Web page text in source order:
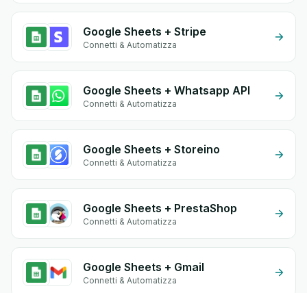
Google Sheets + Stripe
Connetti & Automatizza
Google Sheets + Whatsapp API
Connetti & Automatizza
Google Sheets + Storeino
Connetti & Automatizza
Google Sheets + PrestaShop
Connetti & Automatizza
Google Sheets + Gmail
Connetti & Automatizza